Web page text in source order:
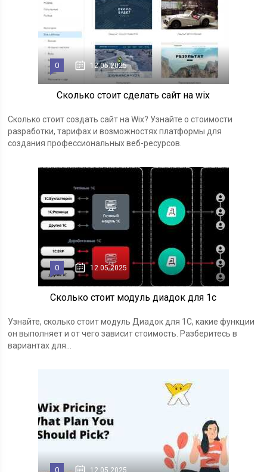
0 12.05.2025
Сколько стоит сделать сайт на wix
Сколько стоит создать сайт на Wix? Узнайте о стоимости
разработки, тарифах и возможностях платформы для
создания профессиональных веб-ресурсов.
0 12.05.2025
Сколько стоит модуль диадок для 1с
Узнайте, сколько стоит модуль Диадок для 1С, какие функции
он выполняет и от чего зависит стоимость. Разберитесь в
вариантах для...
0